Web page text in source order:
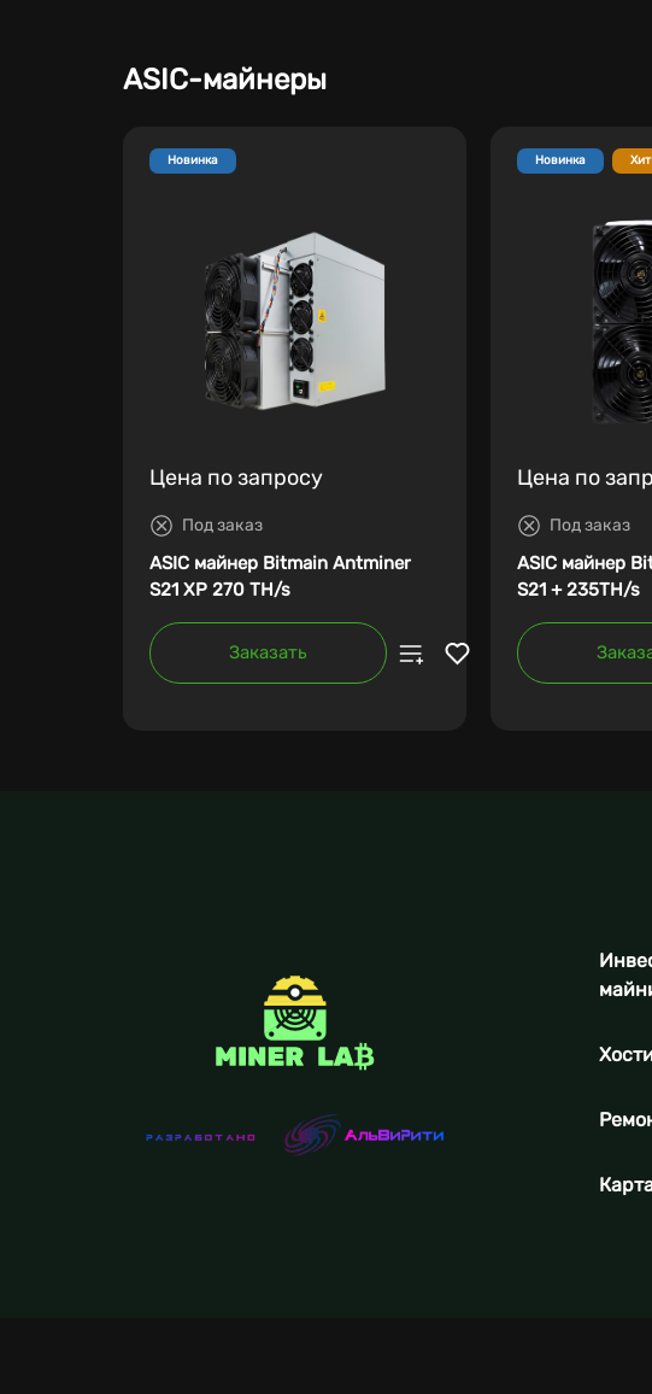
ASIC-майнеры
Новинка
Цена по запросу
Под заказ
ASIC майнер Bitmain Antminer
S21 XP 270 TH/s
Заказать
Новинка Хит
Цена по
Под заказ
ASIC майнер
S21 + 235TH/s